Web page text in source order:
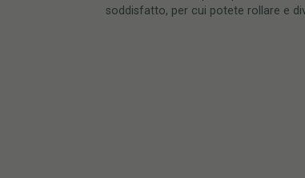
soddisfatto, per cui potete rollare e